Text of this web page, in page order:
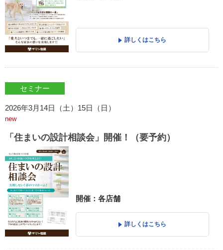
詳しくはこちら
セミナー
2026年3月14日（土）15日（日）
new
「住まいの設計相談会」開催！（要予約）
開催：各店舗
詳しくはこちら